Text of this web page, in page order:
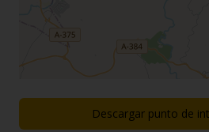
Descargar punto de